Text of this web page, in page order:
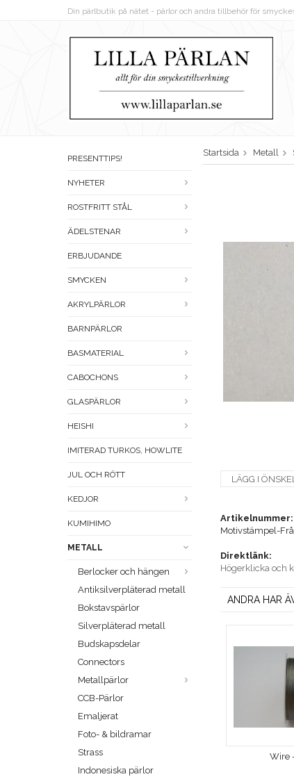
Din pärlbutik på nätet - pärlor och andra tillbehör för
PRESENTTIPS!
NYHETER
ROSTFRITT STÅL
ÄDELSTENAR
ERBJUDANDE
SMYCKEN
AKRYLPÄRLOR
BARNPÄRLOR
BASMATERIAL
CABOCHONS
GLASPÄRLOR
HEISHI
IMITERAD TURKOS, HOWLITE
JUL OCH RÖTT
KEDJOR
KUMIHIMO
METALL
Berlocker och hängen
Antiksilverpläterad metall
Bokstavspärlor
Silverpläterad metall
Budskapsdelar
Connectors
Metallpärlor
CCB-Pärlor
Emaljerat
Foto- & bildramar
Strass
Indonesiska pärlor
Startsida Metall
LÄGG I
Artikelnummer:
Motivstämpel-
Direktlänk:
Högerklicka och
ANDRA HAR
Wire